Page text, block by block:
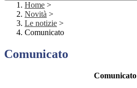
Home >
Novità >
Le notizie >
Comunicato
Comunicato
Comunicato